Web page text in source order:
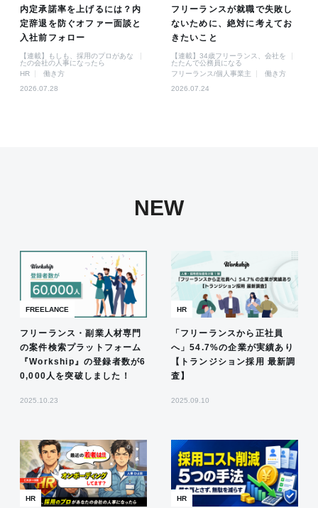
内定承諾率を上げるには？内
定辞退を防ぐオファー面談と
入社前フォロー
【連載】もしも、採用のプロがあな
たの会社の人事になったら
HR
働き方
2026.07.28
フリーランスが就職で失敗し
ないために、絶対に考えてお
きたいこと
【連載】34歳フリーランス、会社を
たたんで公務員になる
フリーランス/個人事業主
働き方
2026.07.24
NEW
FREELANCE
フリーランス・副業人材専門
の案件検索プラットフォーム
『Workship』の登録者数が6
0,000人を突破しました！
2025.10.23
HR
「フリーランスから正社員
へ」54.7%の企業が実績あり
【トランジション採用 最新調
査】
2025.09.10
HR HR